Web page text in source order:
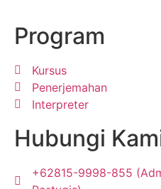
Program
Kursus
Penerjemahan
Interpreter
Hubungi
+62815-9998-855